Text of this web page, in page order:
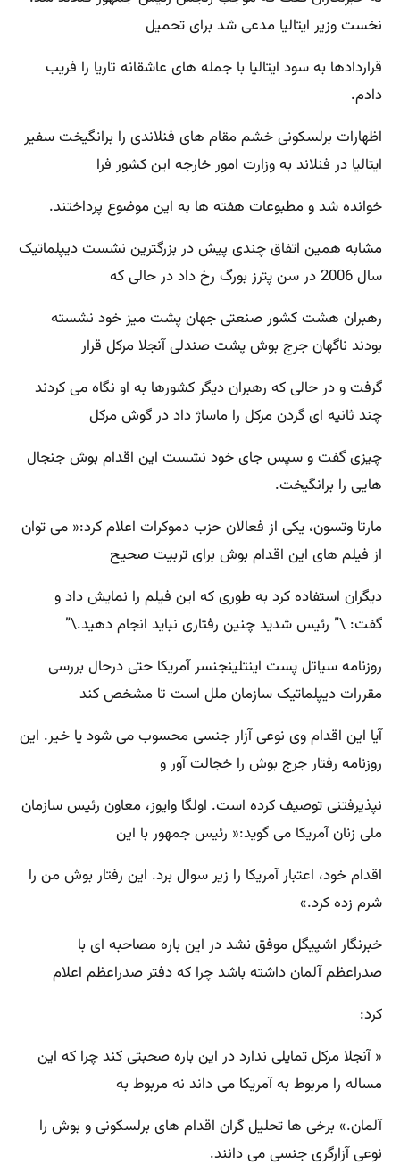
نخست وزیر ایتالیا مدعی شد برای تحمیل
قراردادها به سود ایتالیا با جمله های عاشقانه تاریا را فریب
دادم.
اظهارات برلسکونی خشم مقام های فنلاندی را برانگیخت سفیر
ایتالیا در فنلاند به وزارت امور خارجه این کشور فرا
خوانده شد و مطبوعات هفته ها به این موضوع پرداختند.
مشابه همین اتفاق چندی پیش در بزرگترین نشست دیپلماتیک
سال 2006 در سن پترز بورگ رخ داد در حالی که
رهبران هشت کشور صنعتی جهان پشت میز خود نشسته
بودند ناگهان جرج بوش پشت صندلی آنجلا مرکل قرار
گرفت و در حالی که رهبران دیگر کشورها به او نگاه می کردند
چند ثانیه ای گردن مرکل را ماساژ داد در گوش مرکل
چیزی گفت و سپس جای خود نشست این اقدام بوش جنجال
هایی را برانگیخت.
مارتا وتسون، یکی از فعالان حزب دموکرات اعلام کرد:« می توان
از فیلم های این اقدام بوش برای تربیت صحیح
دیگران استفاده کرد به طوری که این فیلم را نمایش داد و
گفت: \” رئیس شدید چنین رفتاری نباید انجام دهید.\”
روزنامه سیاتل پست اینتلینجنسر آمریکا حتی درحال بررسی
مقررات دیپلماتیک سازمان ملل است تا مشخص کند
آیا این اقدام وی نوعی آزار جنسی محسوب می شود یا خیر. این
روزنامه رفتار جرج بوش را خجالت آور و
نپذیرفتنی توصیف کرده است. اولگا وایوز، معاون رئیس سازمان
ملی زنان آمریکا می گوید:« رئیس جمهور با این
اقدام خود، اعتبار آمریکا را زیر سوال برد. این رفتار بوش من را
شرم زده کرد.»
خبرنگار اشپیگل موفق نشد در این باره مصاحبه ای با
صدراعظم آلمان داشته باشد چرا که دفتر صدراعظم اعلام
کرد:
« آنجلا مرکل تمایلی ندارد در این باره صحبتی کند چرا که این
مساله را مربوط به آمریکا می داند نه مربوط به
آلمان.» برخی ها تحلیل گران اقدام های برلسکونی و بوش را
نوعی آزارگری جنسی می دانند.